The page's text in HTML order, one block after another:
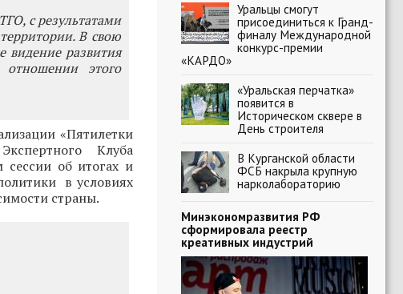
с результатами
В свою
видение развития
отношении этого
«Пятилетки
Клуба
сессии об итогах и
в условиях
страны.
Уральцы смогут
присоединиться к Гранд-
финалу Международной
конкурс-премии
«КАРДО»
«Уральская перчатка»
появится в
Историческом сквере в
День строителя
В Курганской области
ФСБ накрыла крупную
нарколабораторию
Минэкономразвития РФ
сформировала реестр
креативных индустрий